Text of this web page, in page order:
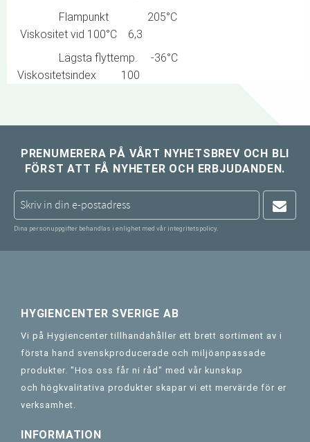
Flampunkt 205°C
Viskositet vid 100°C 6,3
Lägsta flyttemp. -36°C
Viskositetsindex 100
PRENUMERERA PÅ VÅRT NYHETSBREV OCH BLI
FÖRST ATT FÅ NYHETER OCH ERBJUDANDEN.
Dina personuppgifter behandlas i enlighet med vår integritetspolicy.
HYGIENCENTER SVERIGE AB
Vi på Hygiencenter tillhandahåller ett brett sortiment av i
första hand svenskproducerade och miljöanpassade
produkter. "Hos oss får ni råd" med vår kunskap
och högkvalitativa produkter skapar vi ett mervärde för er
verksamhet.
INFORMATION